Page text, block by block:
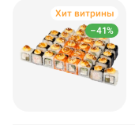
–41%
Хит витрины